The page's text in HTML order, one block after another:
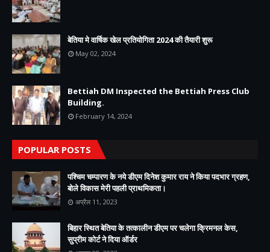
बेतिया मे वार्षिक खेल प्रतियोगिता 2024 की तैयारी शुरू
May 02, 2024
Bettiah DM Inspected the Bettiah Press Club
Building.
February 14, 2024
POPULAR POSTS
पश्चिम चम्पारण के नये डीएम दिनेश कुमार राय ने किया पदभार ग्रहण,
बोले विकास मेरी पहली प्राथमिकता।
अप्रैल 11, 2023
बिहार स्थित बेतिया के तत्कालीन डीएम पर चलेगा क्रिमनल केस,
सुप्रीम कोर्ट ने दिया ऑर्डर